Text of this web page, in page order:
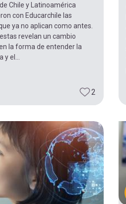
Chile y Latinoamérica
con Educarchile las
ya no aplican como antes.
revelan un cambio
la forma de entender la
el...
2